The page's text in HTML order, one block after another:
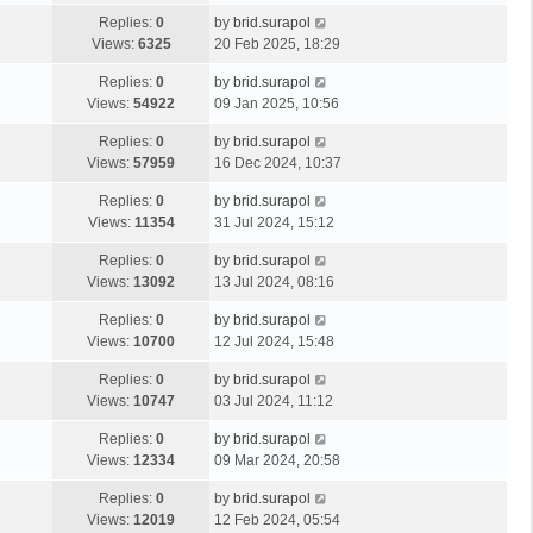
Replies: 0
Views: 6325
by brid.surapol
20 Feb 2025, 18:29
Replies: 0
Views: 54922
by brid.surapol
09 Jan 2025, 10:56
Replies: 0
Views: 57959
by brid.surapol
16 Dec 2024, 10:37
Replies: 0
Views: 11354
by brid.surapol
31 Jul 2024, 15:12
Replies: 0
Views: 13092
by brid.surapol
13 Jul 2024, 08:16
Replies: 0
Views: 10700
by brid.surapol
12 Jul 2024, 15:48
Replies: 0
Views: 10747
by brid.surapol
03 Jul 2024, 11:12
Replies: 0
Views: 12334
by brid.surapol
09 Mar 2024, 20:58
Replies: 0
Views: 12019
by brid.surapol
12 Feb 2024, 05:54